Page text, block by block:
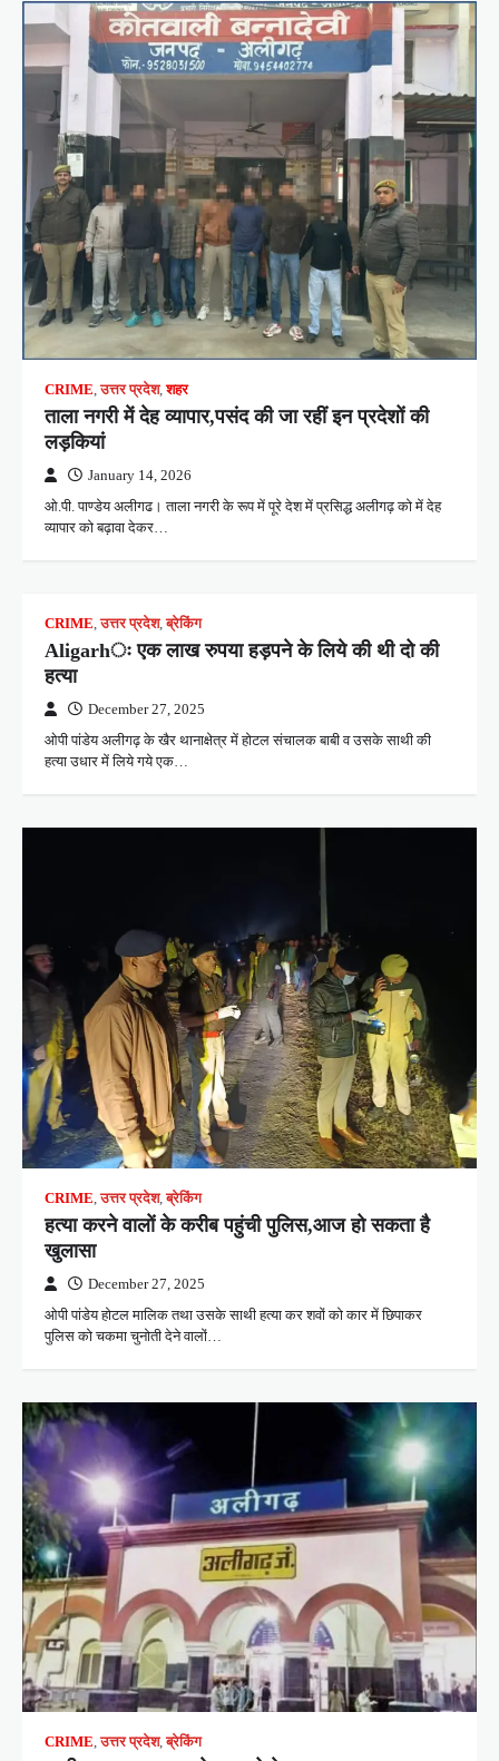
CRIME,उत्तर प्रदेश,शहर
ताला नगरी में देह व्यापार,पसंद की जा रहीं इन प्रदेशों की
लड़कियां
January 14, 2026
ओ.पी. पाण्डेय अलीगढ। ताला नगरी के रूप में पूरे देश में प्रसिद्ध अलीगढ़ को में देह
व्यापार को बढ़ावा देकर…
CRIME,उत्तर प्रदेश,ब्रेकिंग
Aligarhः एक लाख रुपया हड़पने के लिये की थी दो की
हत्या
December 27, 2025
ओपी पांडेय अलीगढ़ के खैर थानाक्षेत्र में होटल संचालक बाबी व उसके साथी की
हत्या उधार में लिये गये एक…
CRIME,उत्तर प्रदेश,ब्रेकिंग
हत्या करने वालों के करीब पहुंची पुलिस,आज हो सकता है
खुलासा
December 27, 2025
ओपी पांडेय होटल मालिक तथा उसके साथी हत्या कर शवों को कार में छिपाकर
पुलिस को चकमा चुनोती देने वालों…
CRIME ,उत्तर प्रदेश,ब्रेकिंग